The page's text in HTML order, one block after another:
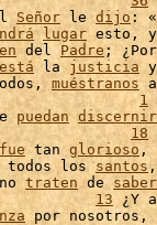
Señor le dijo :
lugar esto,
del Padre ;
está la justicia
muéstranos
1
puedan discernir
18
fue tan glorioso ,
todos los santos
traten de saber
13 ¿Y
por nosotros,